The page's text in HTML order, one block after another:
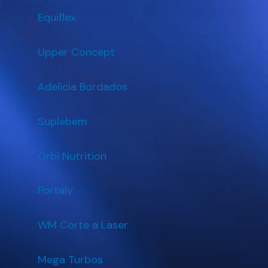
Equiflex
Upper Concept
Adelicia Bordados
Suplebem
Orbi Nutrition
Portaly
WM Corte a Laser
Mega Turbos